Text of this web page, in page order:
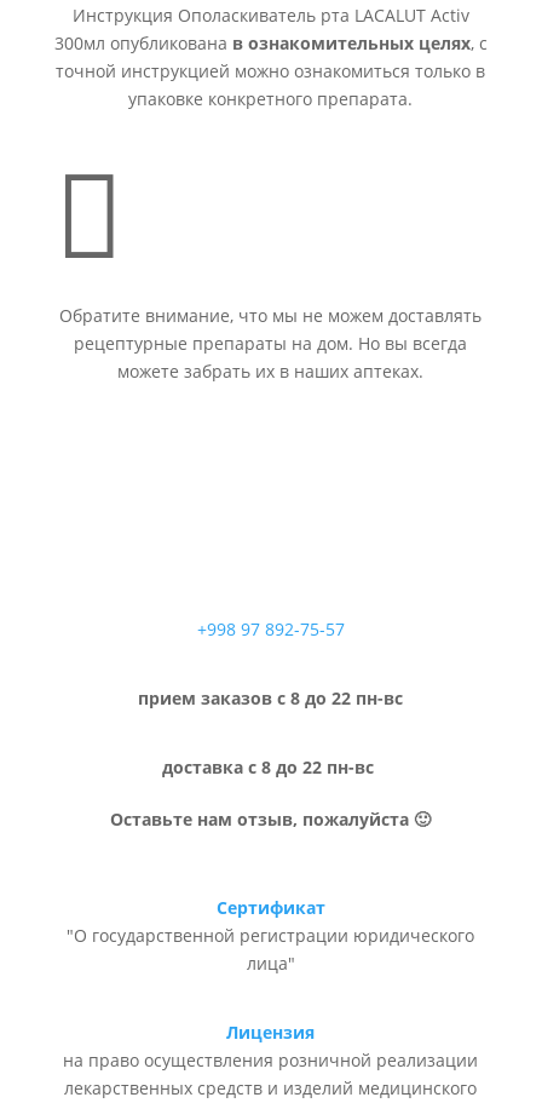
Инструкция Ополаскиватель рта LACALUT Activ
300мл опубликована в ознакомительных целях, с
точной инструкцией можно ознакомиться только в
упаковке конкретного препарата.

Обратите внимание, что мы не можем доставлять
рецептурные препараты на дом. Но вы всегда
можете забрать их в наших аптеках.
+998 97 892-75-57
прием заказов с 8 до 22 пн-вс
доставка с 8 до 22 пн-вс
Оставьте нам отзыв, пожалуйста 🙂
Сертификат
"О государственной регистрации юридического
лица"
Лицензия
на право осуществления розничной реализации
лекарственных средств и изделий медицинского